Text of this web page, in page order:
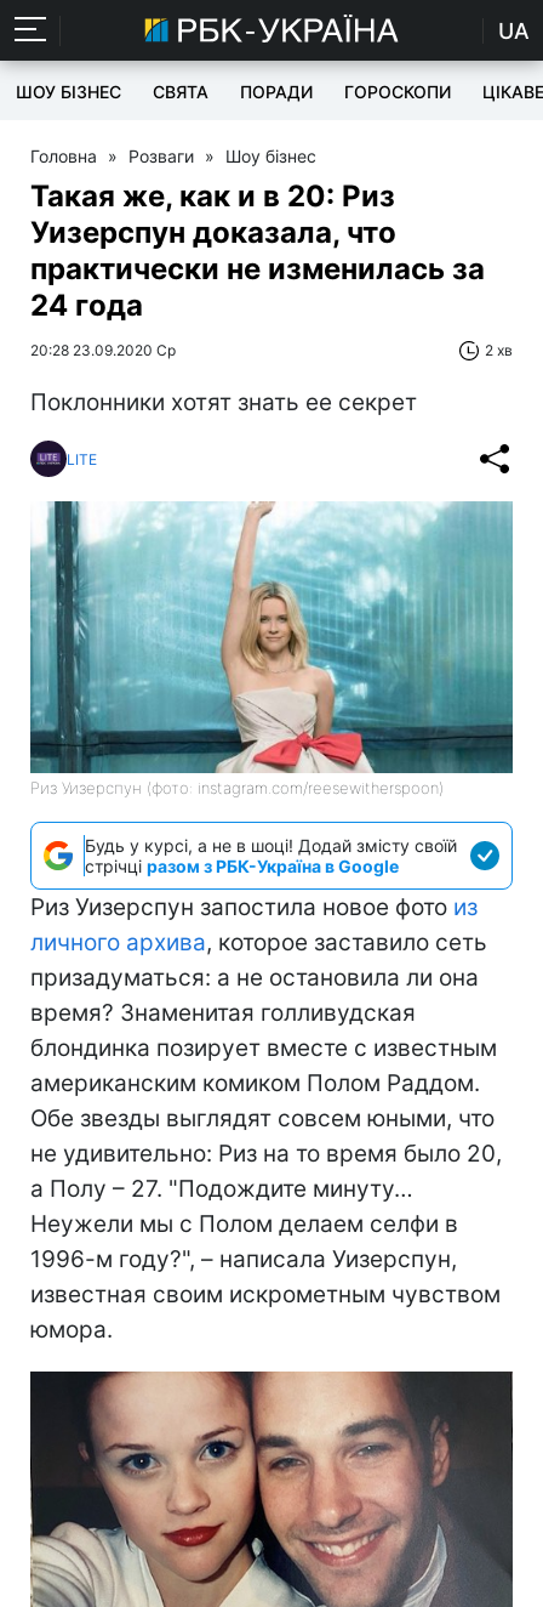
UA
ШОУ БІЗНЕС СВЯТА ПОРАДИ ГОРОСКОПИ ЦІКАВЕ
Головна » Розваги » Шоу бізнес
Такая же, как и в 20: Риз
Уизерспун доказала, что
практически не изменилась за
24 года
20:28 23.09.2020 Ср 2 хв
Поклонники хотят знать ее секрет
LITE
Риз Уизерспун (фото: instagram.com/reesewitherspoon)
Будь у курсі, а не в шоці! Додай змісту своїй
стрічці разом з РБК-Україна в Google
Риз Уизерспун запостила новое фото из
личного архива, которое заставило сеть
призадуматься: а не остановила ли она
время? Знаменитая голливудская
блондинка позирует вместе с известным
американским комиком Полом Раддом.
Обе звезды выглядят совсем юными, что
не удивительно: Риз на то время было 20,
а Полу – 27. "Подождите минуту…
Неужели мы с Полом делаем селфи в
1996-м году?", – написала Уизерспун,
известная своим искрометным чувством
юмора.